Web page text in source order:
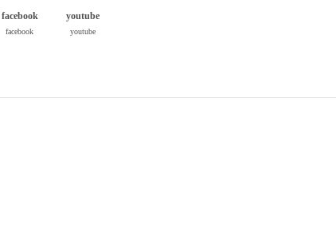
facebook
facebook
youtube
youtube